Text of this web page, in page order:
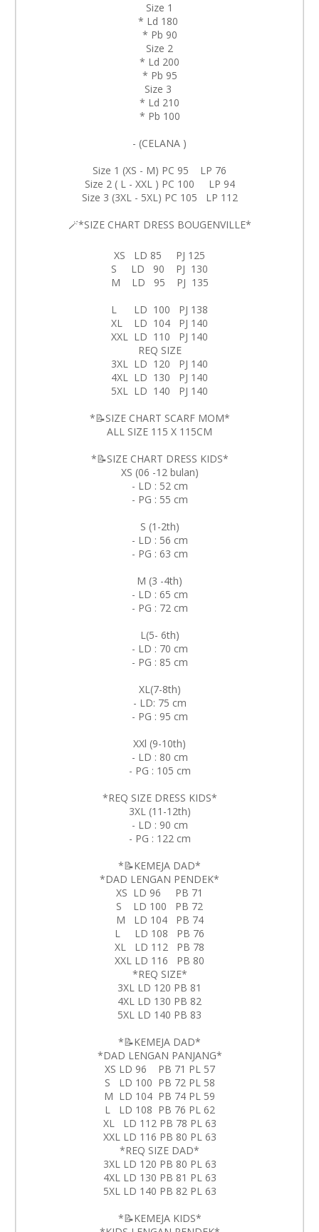
Size 1
* Ld 180
* Pb 90
Size 2
* Ld 200
* Pb 95
Size 3
* Ld 210
* Pb 100
- (CELANA )
Size 1 (XS - M) PC 95 LP 76
Size 2 ( L - XXL ) PC 100 LP 94
Size 3 (3XL - 5XL) PC 105 LP 112
🪄*SIZE CHART DRESS BOUGENVILLE*
XS LD 85 PJ 125
S LD 90 PJ 130
M LD 95 PJ 135
L LD 100 PJ 138
XL LD 104 PJ 140
XXL LD 110 PJ 140
REQ SIZE
3XL LD 120 PJ 140
4XL LD 130 PJ 140
5XL LD 140 PJ 140
*📝SIZE CHART SCARF MOM*
ALL SIZE 115 X 115CM
*📝SIZE CHART DRESS KIDS*
XS (06 -12 bulan)
- LD : 52 cm
- PG : 55 cm
S (1-2th)
- LD : 56 cm
- PG : 63 cm
M (3 -4th)
- LD : 65 cm
- PG : 72 cm
L(5- 6th)
- LD : 70 cm
- PG : 85 cm
XL(7-8th)
- LD: 75 cm
- PG : 95 cm
XXl (9-10th)
- LD : 80 cm
- PG : 105 cm
*REQ SIZE DRESS KIDS*
3XL (11-12th)
- LD : 90 cm
- PG : 122 cm
*📝KEMEJA DAD*
*DAD LENGAN PENDEK*
XS LD 96 PB 71
S LD 100 PB 72
M LD 104 PB 74
L LD 108 PB 76
XL LD 112 PB 78
XXL LD 116 PB 80
*REQ SIZE*
3XL LD 120 PB 81
4XL LD 130 PB 82
5XL LD 140 PB 83
*📝KEMEJA DAD*
*DAD LENGAN PANJANG*
XS LD 96 PB 71 PL 57
S LD 100 PB 72 PL 58
M LD 104 PB 74 PL 59
L LD 108 PB 76 PL 62
XL LD 112 PB 78 PL 63
XXL LD 116 PB 80 PL 63
*REQ SIZE DAD*
3XL LD 120 PB 80 PL 63
4XL LD 130 PB 81 PL 63
5XL LD 140 PB 82 PL 63
*📝KEMEJA KIDS*